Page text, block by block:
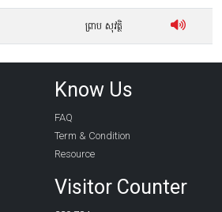
ព្រាប សុវត្ថិ
Know Us
FAQ
Term & Condition
Resource
Visitor Counter